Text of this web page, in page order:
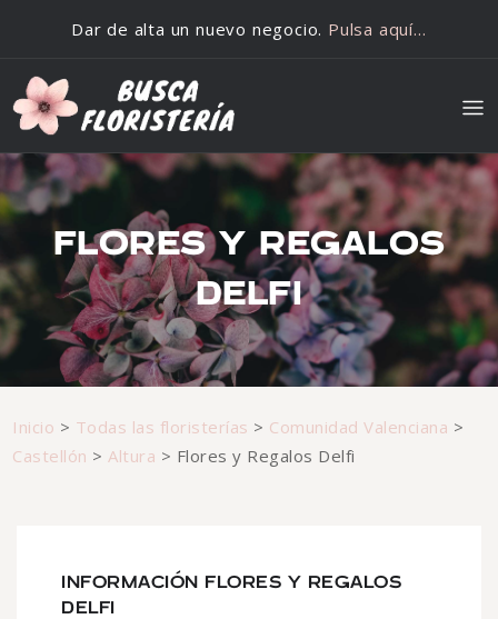
Dar de alta un nuevo negocio. Pulsa aquí…
FLORES Y REGALOS
DELFI
Inicio > Todas las floristerías > Comunidad Valenciana >
Castellón > Altura > Flores y Regalos Delfi
INFORMACIÓN FLORES Y REGALOS
DELFI